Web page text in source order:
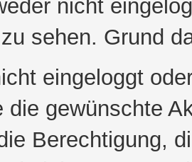
nicht
sehen. Grund
eingeloggt
die gewünschte
Berechtigung,